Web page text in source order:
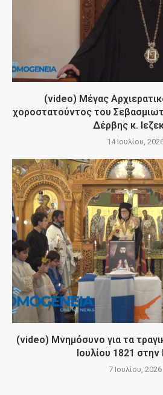
(video) Μέγας
χοροστατούντος του
Δέρβης κ.
14 Ιουλίου,
(video) Μνημόσυνο για τα
Ιουλίου 1821
7 Ιουλίου, 2026